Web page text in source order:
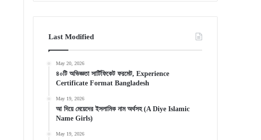
Last Modified
May 20, 2026
৪০টি অভিজ্ঞতা সার্টিফিকেট ফরমেট, Experience
Certificate Format Bangladesh
May 19, 2026
আ দিয়ে মেয়েদের ইসলামিক নাম অর্থসহ (A Diye Islamic
Name Girls)
May 19, 2026